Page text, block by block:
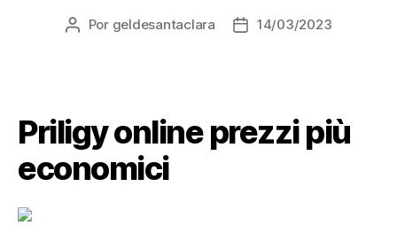
Autor
Por geldesantaclara
Data14/03/2023
Priligy online prezzi più
economici